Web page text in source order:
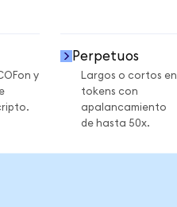
y
Perpetuos
Largos o cortos en
tokens con
apalancamiento
de hasta 50x.